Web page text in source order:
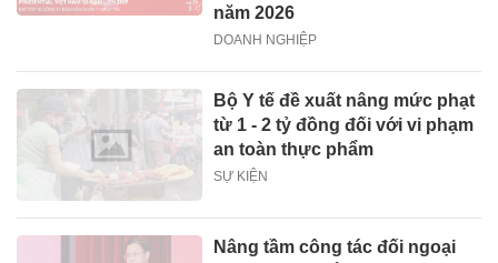
năm 2026
DOANH NGHIỆP
Bộ Y tế đề xuất nâng mức phạt
từ 1 - 2 tỷ đồng đối với vi phạm
an toàn thực phẩm
SỰ KIỆN
Nâng tầm công tác đối ngoại